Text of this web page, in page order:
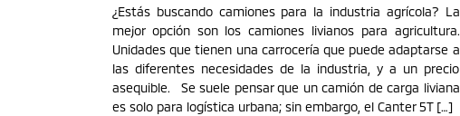
¿Estás buscando camiones para la industria agrícola? La
mejor opción son los camiones livianos para agricultura.
Unidades que tienen una carrocería que puede adaptarse a
las diferentes necesidades de la industria, y a un precio
asequible. Se suele pensar que un camión de carga liviana
es solo para logística urbana; sin embargo, el Canter 5T […]